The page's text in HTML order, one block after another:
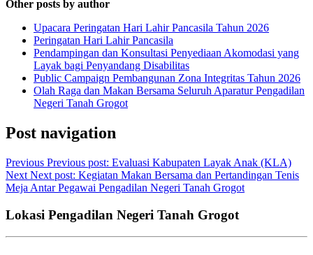
Other posts by author
Upacara Peringatan Hari Lahir Pancasila Tahun 2026
Peringatan Hari Lahir Pancasila
Pendampingan dan Konsultasi Penyediaan Akomodasi yang
Layak bagi Penyandang Disabilitas
Public Campaign Pembangunan Zona Integritas Tahun 2026
Olah Raga dan Makan Bersama Seluruh Aparatur Pengadilan
Negeri Tanah Grogot
Post navigation
Previous Previous post: Evaluasi Kabupaten Layak Anak (KLA)
Next Next post: Kegiatan Makan Bersama dan Pertandingan Tenis
Meja Antar Pegawai Pengadilan Negeri Tanah Grogot
Lokasi Pengadilan Negeri Tanah Grogot